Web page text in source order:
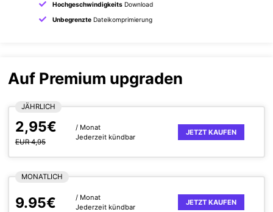
HochgeschwindigkeitsDownload
UnbegrenzteDateikomprimierung
Auf Premium upgraden
JÄHRLICH
2,95€
EUR 4,95
/ Monat
Jederzeit kündbar
JETZT KAUFEN
MONATLICH
9.95€
/ Monat
Jederzeit kündbar
JETZT KAUFEN